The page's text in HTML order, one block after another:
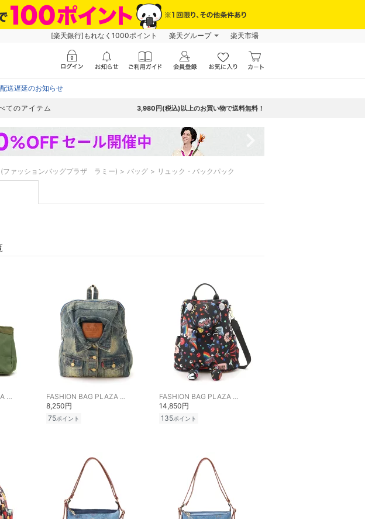
[楽天銀行]もれなく1000ポイント 楽天グループ 楽天市場
送遅延のお知らせ
てのアイテム 3,980円(税込)以上のお買い物で送料無料！
ファッションバッグプラザ ラミー) バッグ リュック・バックパック
FASHION BAG PLAZA らみー
FASHION BAG PLAZA らみー
8,250円
75ポイント
FASHION BAG PLAZA らみー
14,850円
135ポイント